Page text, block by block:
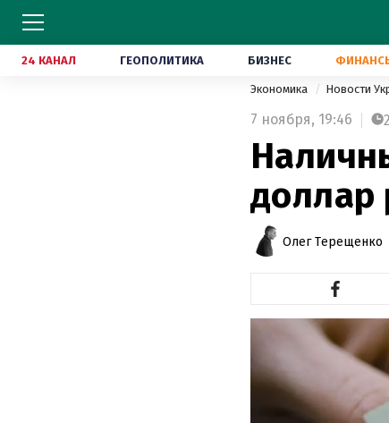
24 КАНАЛ ГЕОПОЛИТИКА БИЗНЕС
Экономика Новости
7 ноября, 19:46 2
доллар
Олег Терещенко